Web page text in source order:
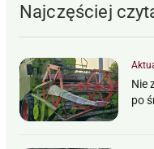
Najczęściej
Nie
po